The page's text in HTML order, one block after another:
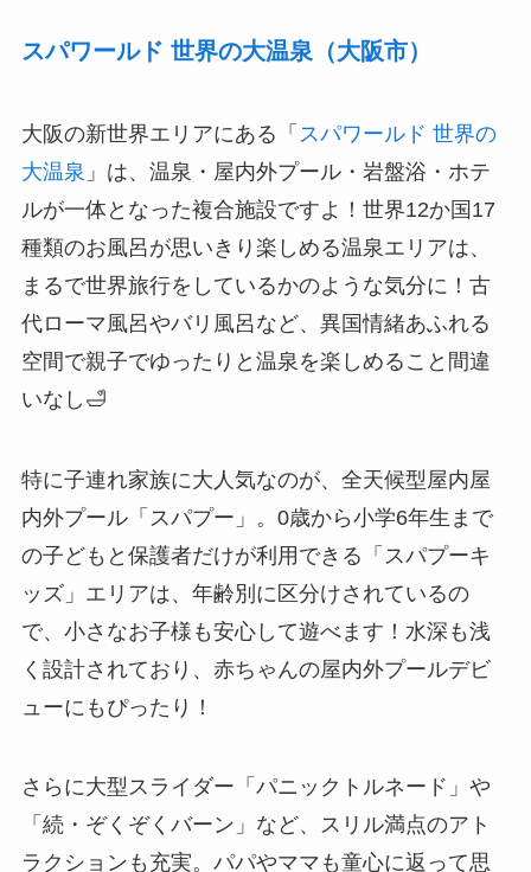
スパワールド 世界の大温泉（大阪市）
大阪の新世界エリアにある「 スパワールド 世界の
大温泉 」は、温泉・屋内外プール・岩盤浴・ホテ
ルが一体となった複合施設ですよ！世界12か国17
種類のお風呂が思いきり楽しめる温泉エリアは、
まるで世界旅行をしているかのような気分に！古
代ローマ風呂やバリ風呂など、異国情緒あふれる
空間で親子でゆったりと温泉を楽しめること間違
いなし🛁
特に子連れ家族に大人気なのが、全天候型屋内屋
内外プール「スパプー」。0歳から小学6年生まで
の子どもと保護者だけが利用できる「スパプーキ
ッズ」エリアは、年齢別に区分けされているの
で、小さなお子様も安心して遊べます！水深も浅
く設計されており、赤ちゃんの屋内外プールデビ
ューにもぴったり！
さらに大型スライダー「パニックトルネード」や
「続・ぞくぞくバーン」など、スリル満点のアト
ラクションも充実。パパやママも童心に返って思